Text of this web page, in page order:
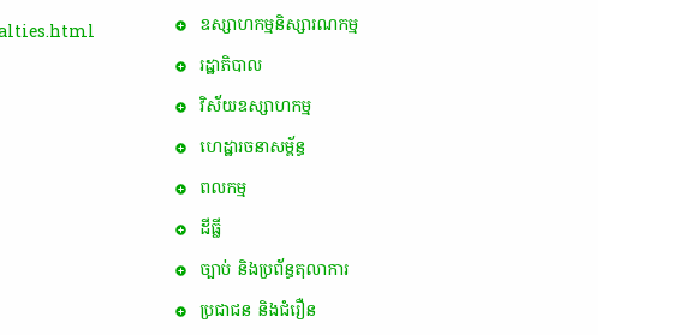
ឧស្សាហកម្មនិស្សារណកម្ម
រដ្ឋាភិបាល
វិស័យឧស្សាហកម្ម
ហេដ្ឋារចនាសម្ព័ន្ធ
ពល​កម្ម
ដីធ្លី
ច្បាប់ និងប្រព័ន្ធតុលាការ
ប្រជាជន និងជំរឿន